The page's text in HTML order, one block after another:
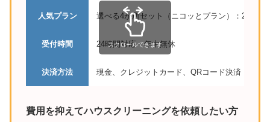
人気プラン 選べる4か所セット（ニコッとプラン）：27,610
受付時間 24時間対応・年中無休
決済方法 現金、クレジットカード、QRコード決済
スクロールできます
費用を抑えてハウスクリーニングを依頼したい方